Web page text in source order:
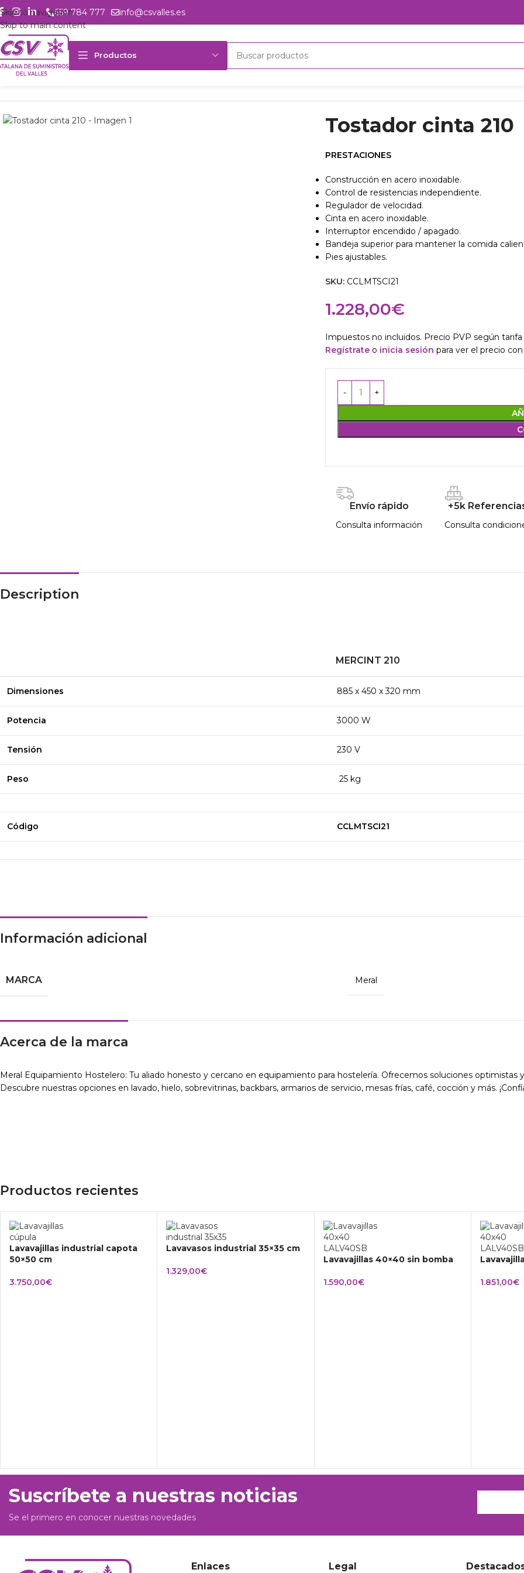
Skip to navigation
Skip to main content
659 784 777 info@csvalles.es
Productos
Inicio Productos
Tostador cinta 210
PRESTACIONES
Construcción en acero inoxidable.
Control de resistencias independiente.
Regulador de velocidad.
Cinta en acero inoxidable.
Interruptor encendido / apagado.
Bandeja superior para mantener la comida
Pies ajustables.
SKU: CCLMTSCI21
1.228,00€
Impuestos no incluidos. Precio PVP según
Regístrateo inicia sesión para ver el precio
Envío rápido
Consulta información
+5k
Consulta
Description
MERCINT 210
Dimensiones 885 x 450 x 320 mm
Potencia 3000 W
Tensión 230 V
Peso 25 kg
Código CCLMTSCI21
Información adicional
MARCA Meral
Acerca de la marca
Meral Equipamiento Hostelero: Tu aliado honesto y cercano en equipamiento para hostelería. Ofrecemos soluciones optimistas
Descubre nuestras opciones en lavado, hielo, sobrevitrinas, backbars, armarios de servicio, mesas frías, café, cocción y más.
Productos recientes
Lavavajillas industrial capota
50×50 cm
3.750,00€
Lavavasos industrial 35×35 cm
1.329,00€
Lavavajillas 40×40 sin bomba
1.590,00€ 1.851,00€
Suscríbete a nuestras noticias
Se el primero en conocer nuestras novedades
Enlaces Legal